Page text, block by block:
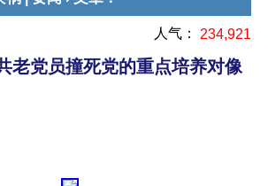
人气： 234,921
老党员撞死党的重点培养对像